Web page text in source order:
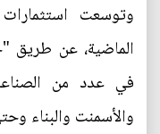
وتوسعت
الماضية، عن طريق
في عدد من
والأسمنت والبناء